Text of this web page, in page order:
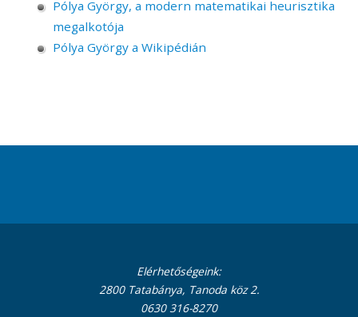
Pólya György, a modern matematikai heurisztika
megalkotója
Pólya György a Wikipédián
Elérhetőségeink:
2800 Tatabánya, Tanoda köz 2.
0630 316-8270